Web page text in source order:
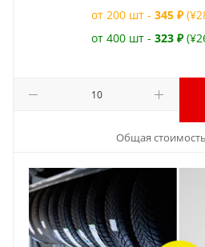
от 200 шт - 345 ₽
от 400 шт - 323 ₽
Общая стоимость